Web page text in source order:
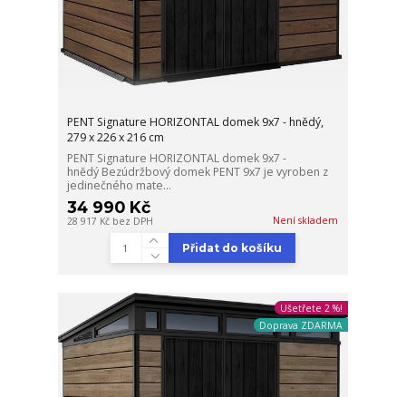
PENT Signature HORIZONTAL domek 9x7 - hnědý,
279 x 226 x 216 cm
PENT Signature HORIZONTAL domek 9x7 -
hnědý Bezúdržbový domek PENT 9x7 je vyroben z
jedinečného mate...
34 990 Kč
28 917 Kč bez DPH Není skladem
Přidat do košíku
Ušetřete 2 %!
Doprava ZDARMA